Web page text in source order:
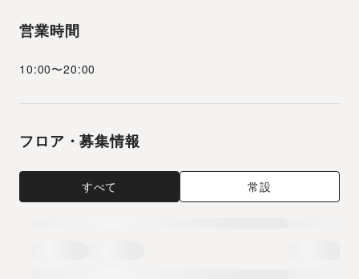
営業時間
10:00〜20:00
フロア・募集情報
すべて 常設